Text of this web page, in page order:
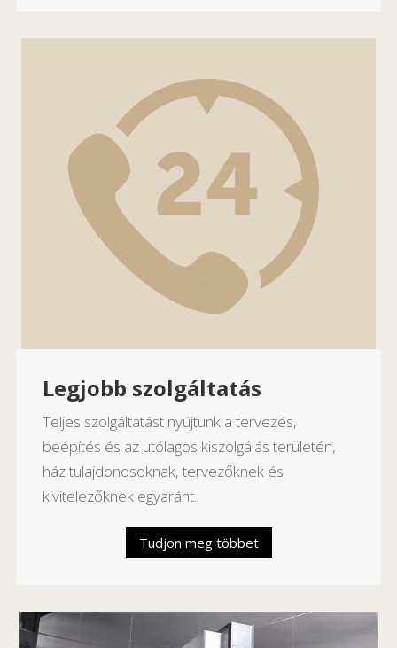
Legjobb szolgáltatás
Teljes szolgáltatást nyújtunk a tervezés,
beépítés és az utólagos kiszolgálás területén,
ház tulajdonosoknak, tervezőknek és
kivitelezőknek egyaránt.
Tudjon meg többet